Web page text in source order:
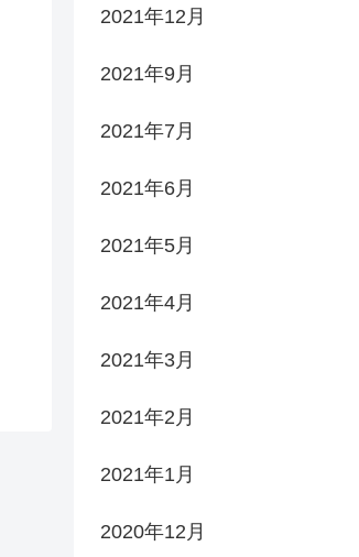
2021年12月
2021年9月
2021年7月
2021年6月
2021年5月
2021年4月
2021年3月
2021年2月
2021年1月
2020年12月